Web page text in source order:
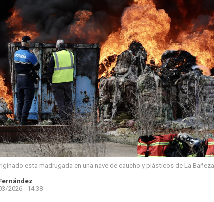
esta madrugada en una nave de caucho y plásticos de La Bañeza
2026 - 14:38